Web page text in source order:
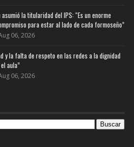
asumió la titularidad del IPS: “Es un enorme
para estar al lado de cada formoseño”
06, 2026
y la falta de respeto en las redes a la dignidad
aula”
06, 2026